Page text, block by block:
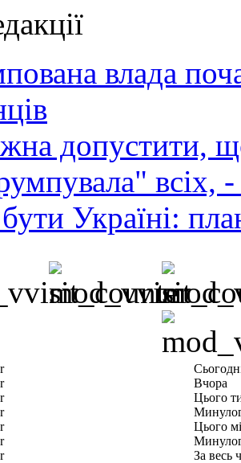
влада
допустити,
всіх,
Україні:
Вчора
Цього
Цього
За весь